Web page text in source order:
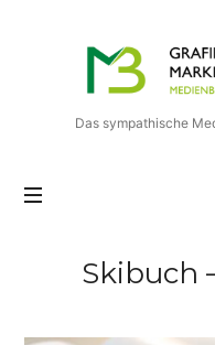
Oehri
&
Kaiser
AG
Das sympathische
Skibuch